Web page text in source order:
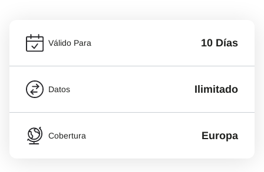
Válido Para 10 Días
Datos Ilimitado
Cobertura Europa